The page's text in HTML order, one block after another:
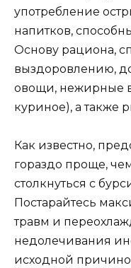
употребление
напитков,
Основу рациона,
выздоровлению,
овощи, нежирные
куриное), а также
Как известно,
гораздо проще,
столкнуться с
Постарайтесь
травм и
недолечивания
исходной